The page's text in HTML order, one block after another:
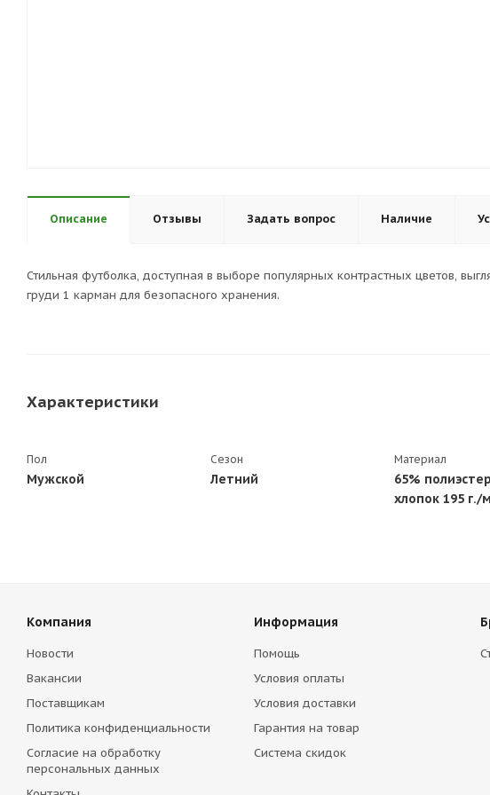
Описание Отзывы Задать вопрос Наличие
Стильная футболка, доступная в выборе популярных контрастных цветов,
груди 1 карман для безопасного хранения.
Характеристики
Пол
Мужской
Сезон
Летний
Материал
65%
хлопок 195 г./
Компания
Новости
Вакансии
Поставщикам
Политика конфиденциальности
Согласие на обработку
персональных данных
Информация
Помощь
Условия оплаты
Условия доставки
Гарантия на товар
Система скидок